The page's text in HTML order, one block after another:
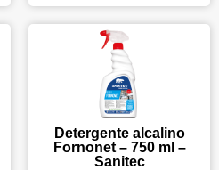
Detergente alcalino
Fornonet – 750 ml –
Sanitec